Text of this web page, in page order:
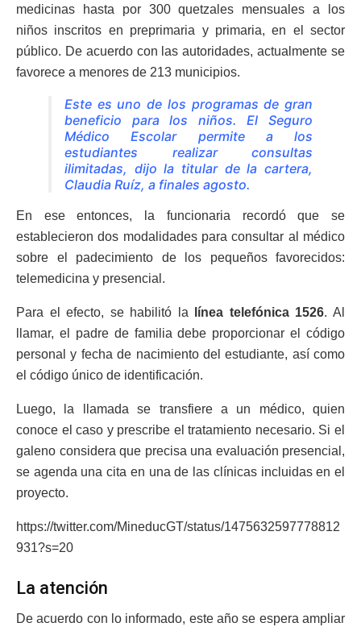
medicinas hasta por 300 quetzales mensuales a los
niños inscritos en preprimaria y primaria, en el sector
público. De acuerdo con las autoridades, actualmente se
favorece a menores de 213 municipios.
Este es uno de los programas de gran
beneficio para los niños. El Seguro
Médico Escolar permite a los
estudiantes realizar consultas
ilimitadas, dijo la titular de la cartera,
Claudia Ruíz, a finales agosto.
En ese entonces, la funcionaria recordó que se
establecieron dos modalidades para consultar al médico
sobre el padecimiento de los pequeños favorecidos:
telemedicina y presencial.
Para el efecto, se habilitó la línea telefónica 1526. Al
llamar, el padre de familia debe proporcionar el código
personal y fecha de nacimiento del estudiante, así como
el código único de identificación.
Luego, la llamada se transfiere a un médico, quien
conoce el caso y prescribe el tratamiento necesario. Si el
galeno considera que precisa una evaluación presencial,
se agenda una cita en una de las clínicas incluidas en el
proyecto.
https://twitter.com/MineducGT/status/1475632597778812
931?s=20
La atención
De acuerdo con lo informado, este año se espera ampliar